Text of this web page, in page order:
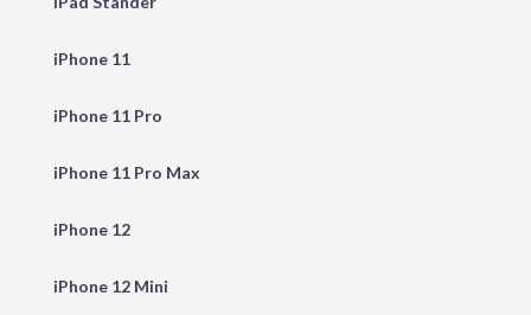
iPhone 11
iPhone 11 Pro
iPhone 11 Pro Max
iPhone 12
iPhone 12 Mini